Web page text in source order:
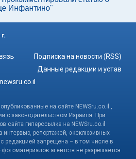
Инфантино"
Подписка на новости (RSS)
Данные редакции и устав
на сайте NEWSru.co.il ,
с законодательством Израиля. При
сайта гиперссылка на NEWSru.co.il
интервью, репортажей, эксклюзивных
редакцией запрещена – в том числе в
агентств не разрешается.